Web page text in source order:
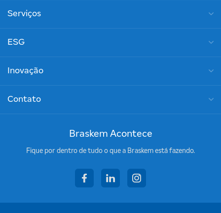
Serviços
ESG
Inovação
Contato
Braskem Acontece
Fique por dentro de tudo o que a Braskem está fazendo.
facebooklinkedininstagram